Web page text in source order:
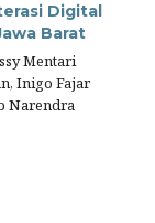
Digital
Barat
Mentari
Inigo Fajar
Narendra